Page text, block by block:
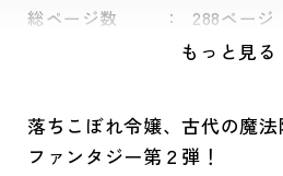
総ページ数 288ページ
もっと見る
落ちこぼれ令嬢、古代の魔
ファンタジー第２弾！